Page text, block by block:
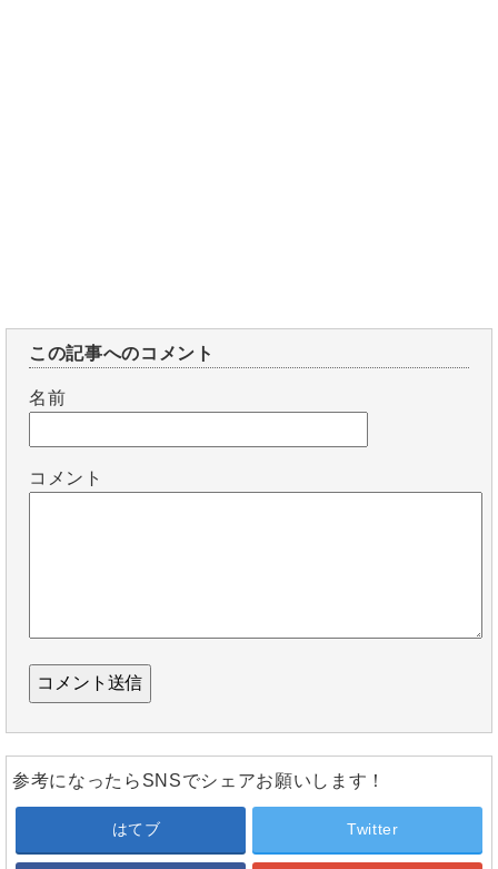
この記事へのコメント
名前
コメント
参考になったらSNSでシェアお願いします！
はてブ Twitter